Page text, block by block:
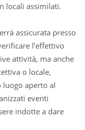
locali assimilati.
assicurata presso
l’effettivo
attività, ma anche
o locale,
aperto al
eventi
indotte a dare